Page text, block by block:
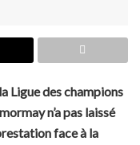
Ligue des champions
n’a pas laissé
face à la